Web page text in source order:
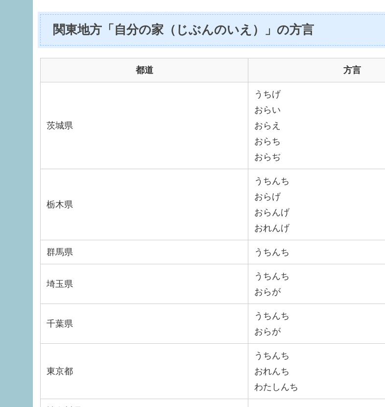
関東地方「自分の家（じぶんのいえ）」の方言
都道 方言
茨城県
うちげ
おらい
おらえ
おらち
おらぢ
栃木県
うちんち
おらげ
おらんげ
おれんげ
群馬県 うちんち
埼玉県
うちんち
おらが
千葉県
うちんち
おらが
東京都
うちんち
おれんち
わたしんち